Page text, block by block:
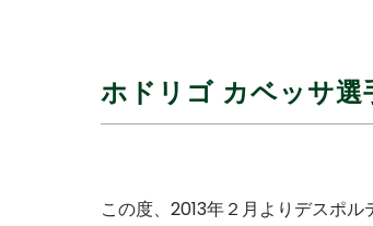
ホドリゴ カベッサ選
この度、2013年２月よりデスポ